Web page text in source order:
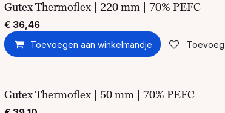
Gutex Thermoflex | 220 mm | 70% PEFC
€ 36,46
Toevoegen aan winkelmandje
Gutex Thermoflex | 50 mm | 70% PEFC